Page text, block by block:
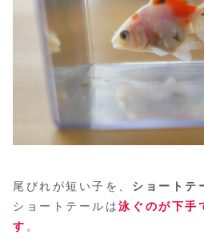
尾びれが短い子を、 ショートテ
ショートテールは泳ぐのが下手
す 。